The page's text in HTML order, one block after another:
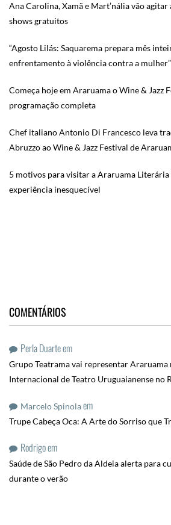
Ana Carolina, Xamã e Mart’nália vão
shows gratuitos
“Agosto Lilás: Saquarema prepara mês
enfrentamento à violência contra a mulher”
Começa hoje em Araruama o Wine & Jazz
programação completa
Chef italiano Antonio Di Francesco leva
Abruzzo ao Wine & Jazz Festival de
5 motivos para visitar a Araruama
experiência inesquecível
COMENTÁRIOS
Perla Duarteem
Grupo Teatrama vai representar Araruama
Internacional de Teatro Uruguaianense no
Marcelo Spinolaem
Trupe Cabeça Oca: A Arte do Sorriso que
Rodrigoem
Saúde de São Pedro da Aldeia alerta para
durante o verão